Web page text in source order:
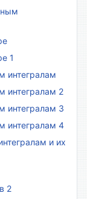
1
интегралам
интегралам 2
интегралам 3
интегралам 4
и их
2